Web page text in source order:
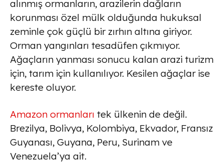
alınmış ormanların, arazilerin dağların
korunması özel mülk olduğunda hukuksal
zeminle çok güçlü bir zırhın altına giriyor.
Orman yangınları tesadüfen çıkmıyor.
Ağaçların yanması sonucu kalan arazi turizm
için, tarım için kullanılıyor. Kesilen ağaçlar ise
kereste oluyor.
Amazon ormanları tek ülkenin de değil.
Brezilya, Bolivya, Kolombiya, Ekvador, Fransız
Guyanası, Guyana, Peru, Surinam ve
Venezuela’ya ait.